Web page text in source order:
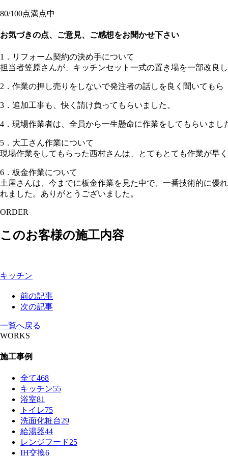
80/100点満点中
お気づきの点、ご意見、ご感想をお聞かせ下さい
1．リフォーム契約の決め手について
担当者笠原さんが、キッチンセット一式の置き場を一部
2．作業の押し売りをしないで発注者の話しを良く聞いても
3．追加工事も、快く請け負ってもらいました。
4．現場作業者は、全員から一生懸命に作業をしてもらいまし
5．大工さん作業について
現場作業をしてもらった西村さんは、とてもとても作業が早
6．板金作業について
土屋さんは、今までに板金作業を見た中で、一番技術的に優
れました。ありがとうございました。
ORDER
このお客様の施工内容
キッチン
前の記事
次の記事
一覧へ戻る
WORKS
施工事例
全て468
キッチン55
浴室81
トイレ75
洗面化粧台29
給湯器44
レンジフード25
IH交換6